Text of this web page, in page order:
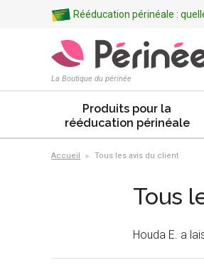
Rééducation périnéale :
La Boutique du périnée
Produits pour la
rééducation périnéale
Accueil Tous les avis du client
Tous
Houda E. a